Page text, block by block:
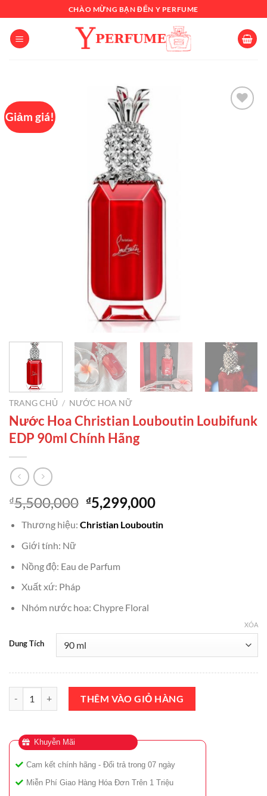
đến
nội
dung
CHÀO MỪNG BẠN ĐẾN Y PERFUME
Giảm giá!
TRANG CHỦ / NƯỚC HOA NỮ
Nước Hoa Christian Louboutin Loubifunk
EDP 90ml Chính Hãng
₫5,500,000 Giá
gốc
là:
₫5,299,000Giá
tại
Thương hiệu: Christian Louboutin
Giới tính: Nữ
Nồng độ: Eau de Parfum
Xuất xứ: Pháp
Nhóm nước hoa: Chypre Floral
Dung Tích
XÓA
Nước Hoa Christian Louboutin Loubifunk EDP 90ml Chính Hãng số
THÊM VÀO GIỎ HÀNG
Khuyễn Mãi
Cam kết chính hãng - Đổi trả trong 07 ngày
Miễn Phí Giao Hàng Hóa Đơn Trên 1 Triệu